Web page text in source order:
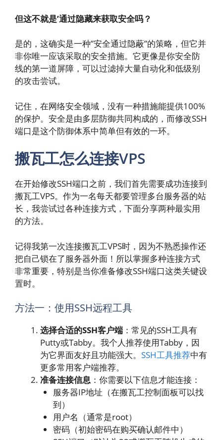
但这不就是’通过隐藏来获取安全吗？
是的，这确实是一种”安全通过隐蔽”的策略，但它并
非你唯一应该采取的安全措施。它更像是你安全防
线的第一道屏障，可以过滤掉大量自动化和低级别
的攻击尝试。
记住，在网络安全领域，没有一种措施能提供100%
的保护。安全是由多层防御共同构成的，而修改SSH
端口是这个防御体系中简单但有效的一环。
搬瓦工怎么连接VPS
在开始修改SSH端口之前，我们首先需要成功连接到
搬瓦工VPS。作为一名每天都要管理多台服务器的站
长，我尝试过各种连接方式，下面分享两种最实用
的方法。
记得我第一次连接搬瓦工VPS时，因为不熟悉操作还
把自己锁在了服务器外面！所以掌握多种连接方式
非常重要，特别是当你准备修改SSH端口这类关键设
置时。
方法一：使用SSH远程工具
选择合适的SSH客户端 ：常见的SSH工具有
Putty或Tabby。我个人推荐使用Tabby，因
为它界面友好且功能强大。 SSH工具推荐中有
更多常用客户端推荐。
准备连接信息 ：你需要以下信息才能连接：
服务器IP地址（在搬瓦工控制面板可以找
到）
用户名（通常是root）
密码（初始密码在购买确认邮件中）